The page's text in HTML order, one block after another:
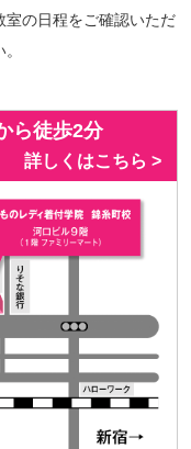
の日程をご確認いただ
ら徒歩2分
詳しくはこちら >